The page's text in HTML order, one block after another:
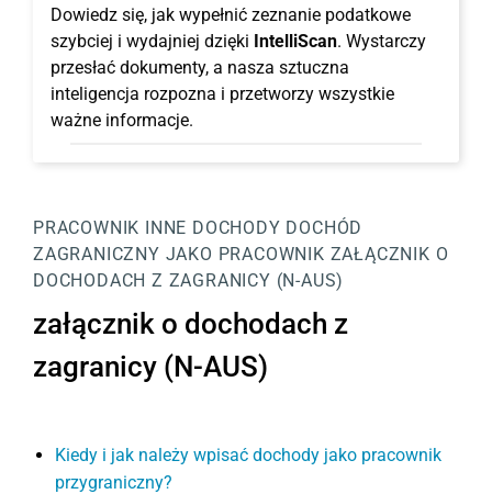
Dowiedz się, jak wypełnić zeznanie podatkowe
szybciej i wydajniej dzięki IntelliScan. Wystarczy
przesłać dokumenty, a nasza sztuczna
inteligencja rozpozna i przetworzy wszystkie
ważne informacje.
PRACOWNIK INNE DOCHODY DOCHÓD
ZAGRANICZNY JAKO PRACOWNIK ZAŁĄCZNIK O
DOCHODACH Z ZAGRANICY (N-AUS)
załącznik o dochodach z
zagranicy (N-AUS)
Kiedy i jak należy wpisać dochody jako pracownik
przygraniczny?